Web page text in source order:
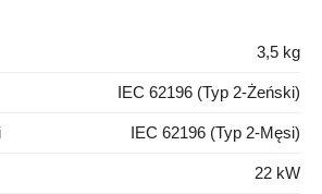
3,5 kg
IEC 62196 (Typ 2-Żeński)
IEC 62196 (Typ 2-Męsi)
22 kW